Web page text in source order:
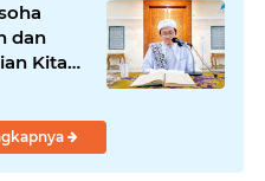
dan
Kitab